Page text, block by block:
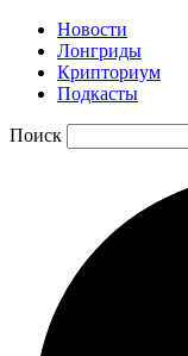
Новости
Лонгриды
Крипториум
Подкасты
Поиск